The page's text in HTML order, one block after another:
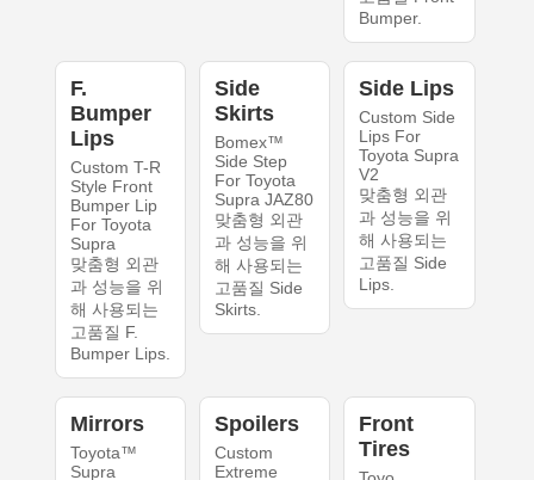
Bumper.
F.
Bumper
Lips
Custom T-R
Style Front
Bumper Lip
For Toyota
Supra
맞춤형 외관
과 성능을 위
해 사용되는
고품질 F.
Bumper Lips.
Side
Skirts
Bomex™
Side Step
For Toyota
Supra JAZ80
맞춤형 외관
과 성능을 위
해 사용되는
고품질 Side
Skirts.
Side Lips
Custom Side
Lips For
Toyota Supra
V2
맞춤형 외관
과 성능을 위
해 사용되는
고품질 Side
Lips.
Mirrors
Toyota™
Supra
Spoilers
Custom
Extreme
Front
Tires